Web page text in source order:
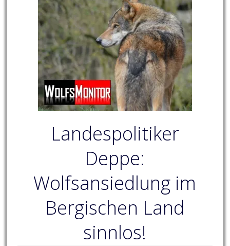
Landespolitiker
Deppe:
Wolfsansiedlung im
Bergischen Land
sinnlos!